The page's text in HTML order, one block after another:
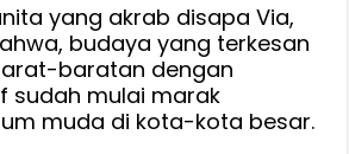
yang akrab disapa Via,
budaya yang terkesan
baratan dengan
sudah mulai marak
muda di kota-kota besar.